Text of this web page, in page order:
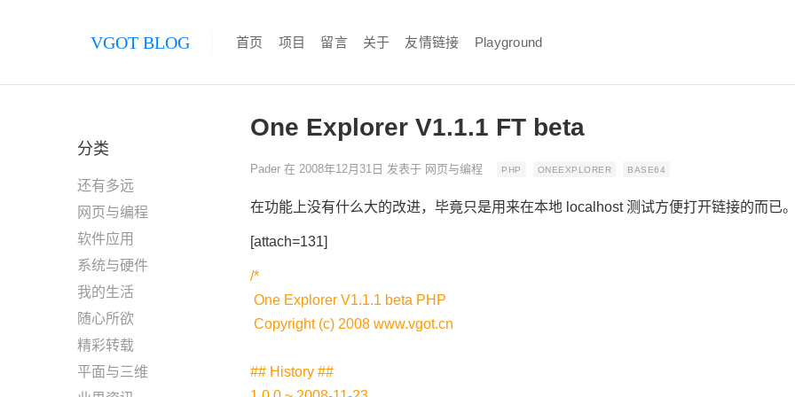
VGOT BLOG 首页 项目 留言 关于 友情链接 Playground
分类
还有多远
网页与编程
软件应用
系统与硬件
我的生活
随心所欲
精彩转载
平面与三维
One Explorer V1.1.1 FT beta
Pader 在 2008年12月31日 发表于 网页与编程 PHP ONEEXPLORER BASE64
在功能上没有什么大的改进，毕竟只是用来在本地 localhost 测试方便打开链接的而已
[attach=131]
/*
One Explorer V1.1.1 beta PHP
Copyright (c) 2008 www.vgot.cn
## History ##